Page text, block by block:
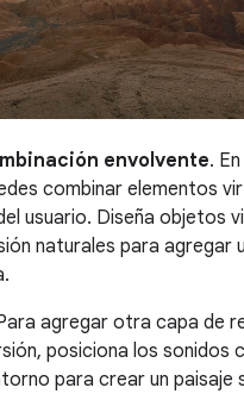
envolvente.
combinar elementos
usuario. Diseña objetos
naturales para agregar
agregar otra capa de
posiciona los sonidos
para crear un paisaje